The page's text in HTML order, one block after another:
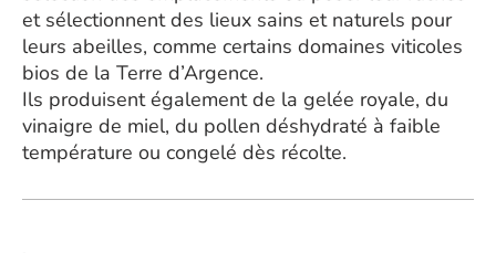
et sélectionnent des lieux sains et naturels pour
leurs abeilles, comme certains domaines viticoles
bios de la Terre d’Argence.
Ils produisent également de la gelée royale, du
vinaigre de miel, du pollen déshydraté à faible
température ou congelé dès récolte.